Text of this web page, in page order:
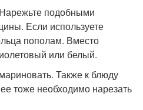
подобными
Если используете
пополам. Вместо
или белый.
Также к блюду
тоже необходимо нарезать